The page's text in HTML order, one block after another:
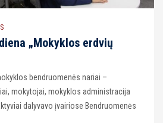
„Mokyklos erdvių
bendruomenės nariai –
mokytojai, mokyklos administracija
dalyvavo įvairiose Bendruomenės